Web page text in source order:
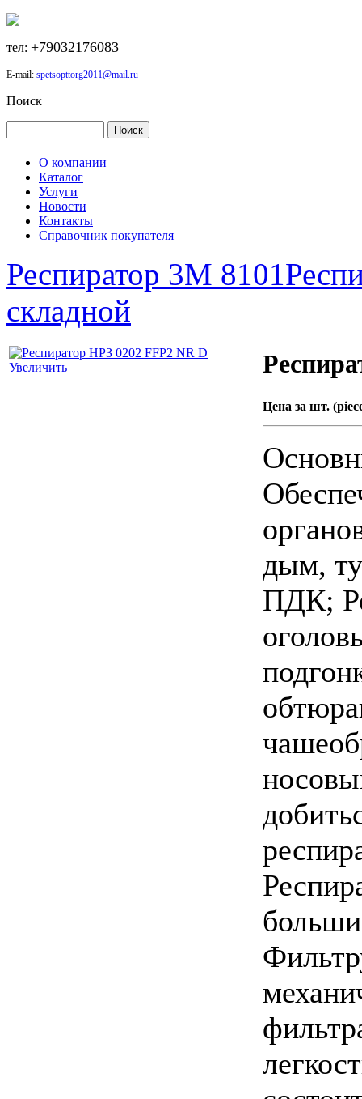
тел: +79032176083
E-mail: spetsopttorg2011@mail.ru
Поиск
О компании
Каталог
Услуги
Новости
Контакты
Справочник покупателя
Респиратор 3М 8101
складной
Увеличить
Цена за шт.
дым,
ПДК;